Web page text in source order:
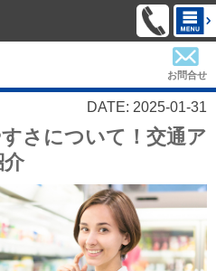
お問合せ
DATE: 2025-01-31
さについて！交通ア
介